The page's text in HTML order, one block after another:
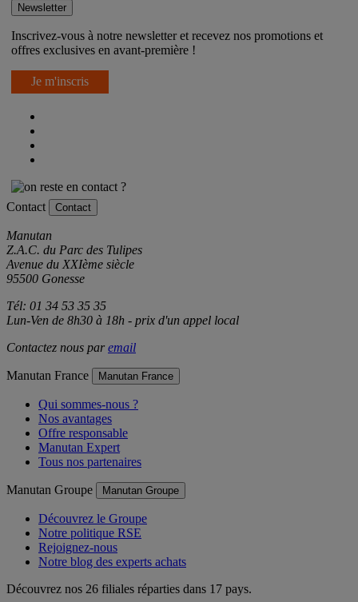
Newsletter
Inscrivez-vous à notre newsletter et recevez nos promotions et
offres exclusives en avant-première !
Je m'inscris
Contact Contact
Manutan
Z.A.C. du Parc des Tulipes
Avenue du XXIème siècle
95500 Gonesse
Tél: 01 34 53 35 35
Lun-Ven de 8h30 à 18h - prix d'un appel local
Contactez nous paremail
Manutan France Manutan France
Qui sommes-nous ?
Nos avantages
Offre responsable
Manutan Expert
Tous nos partenaires
Manutan Groupe Manutan Groupe
Découvrez le Groupe
Notre politique RSE
Rejoignez-nous
Notre blog des experts achats
Découvrez nos 26 filiales réparties dans 17 pays.